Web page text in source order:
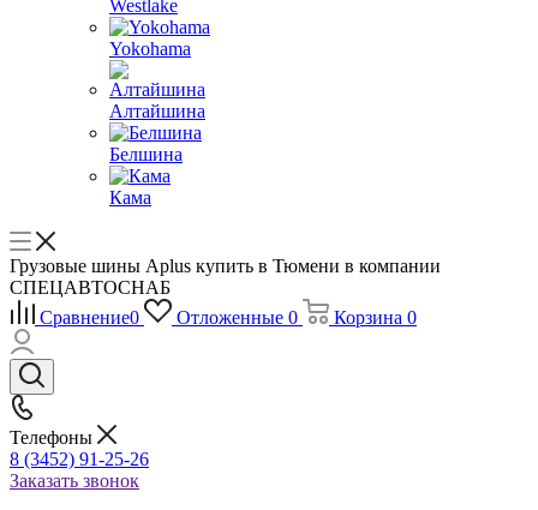
Westlake
Yokohama
Алтайшина
Белшина
Кама
Грузовые шины Aplus купить в Тюмени в компании
СПЕЦАВТОСНАБ
Сравнение0 Отложенные 0 Корзина 0
Телефоны
8 (3452) 91-25-26
Заказать звонок